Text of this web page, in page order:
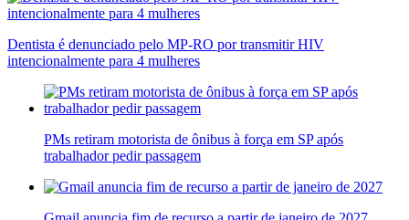
Dentista é denunciado pelo MP-RO por transmitir HIV
intencionalmente para 4 mulheres
PMs retiram motorista de ônibus à força em SP após
trabalhador pedir passagem